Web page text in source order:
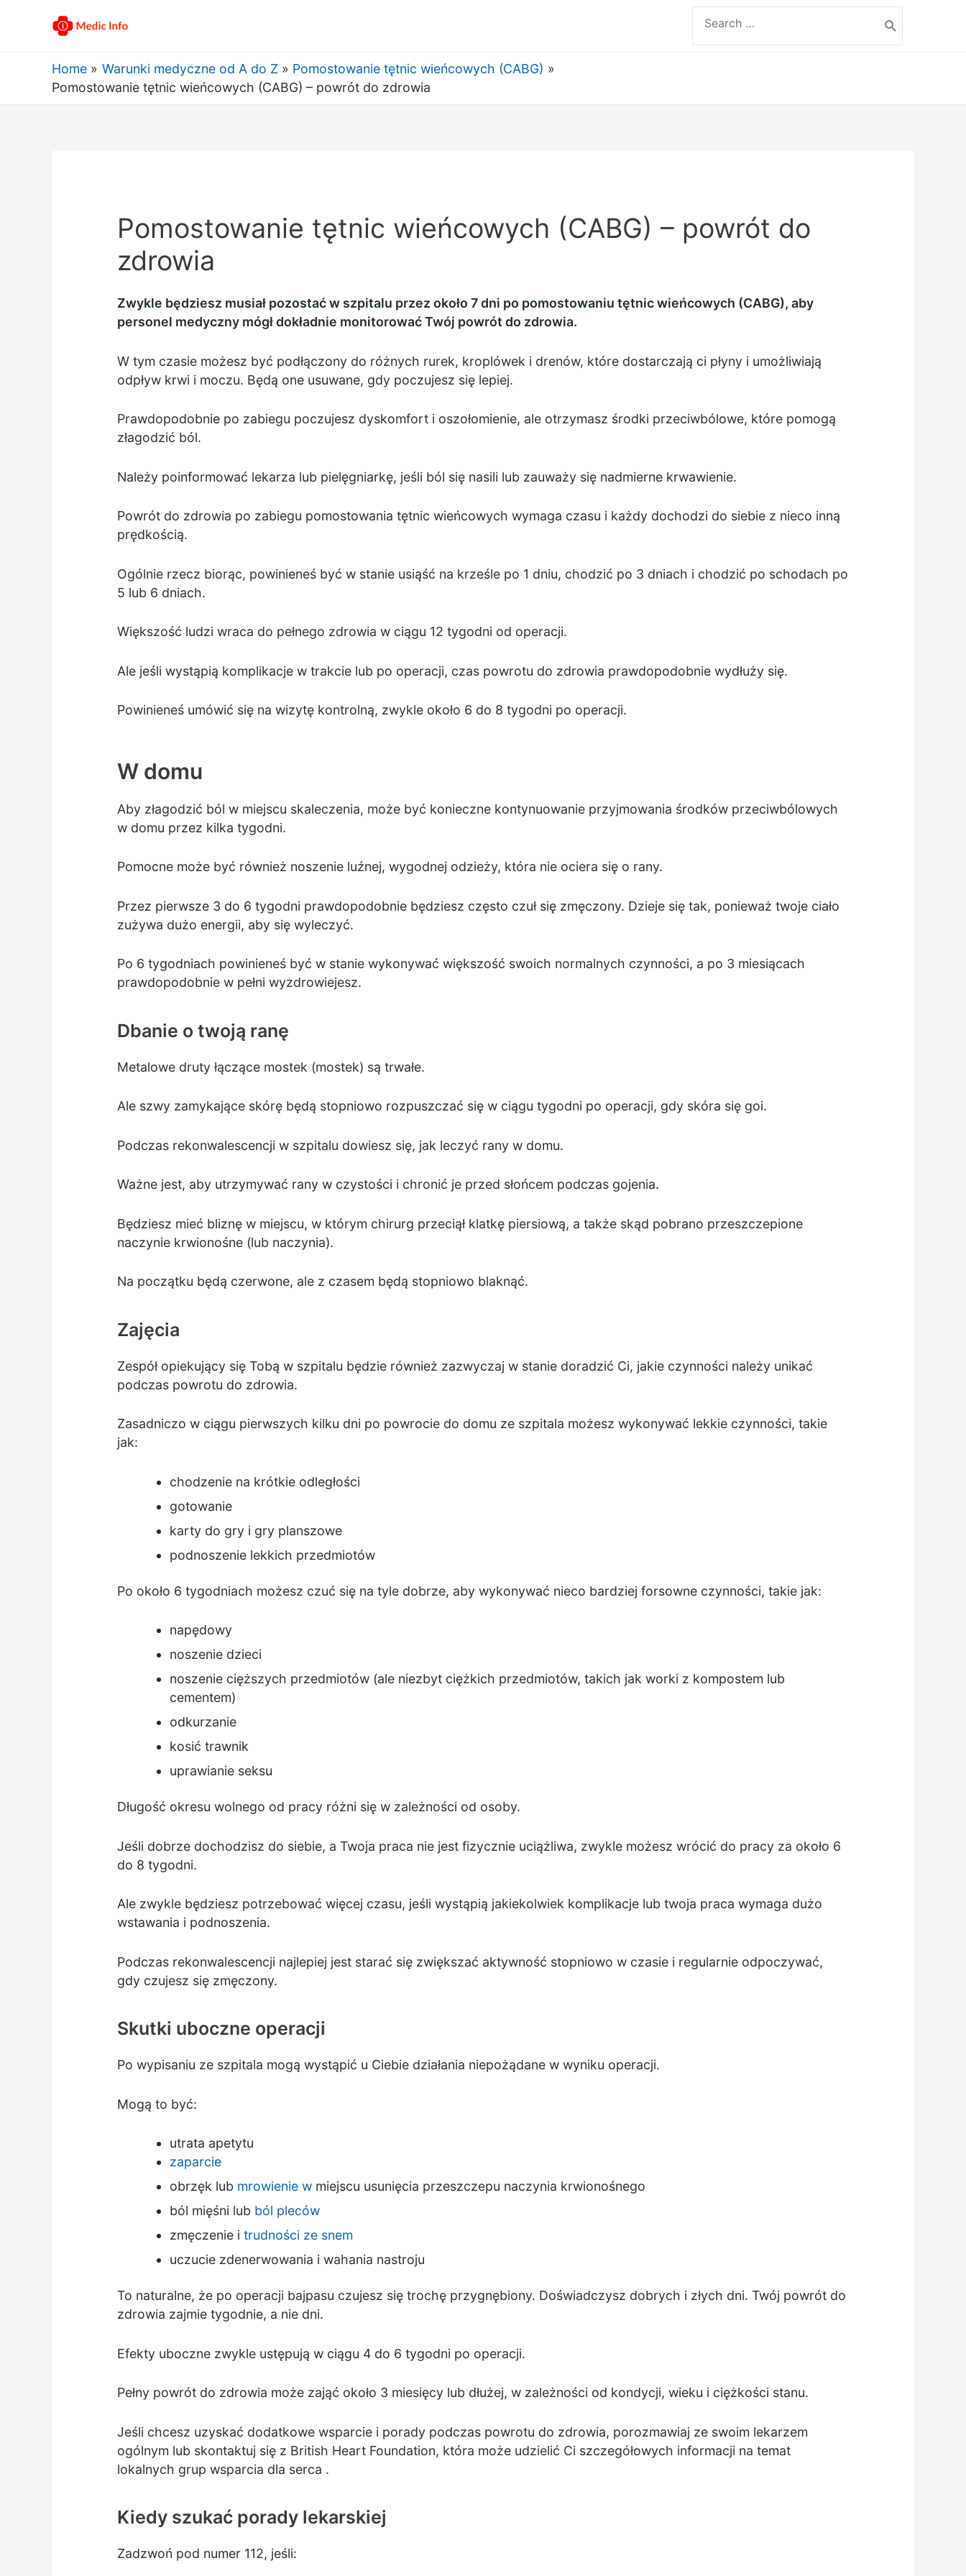
for:
Home Warunki medyczne od A do Z
Pomostowanie tętnic wieńcowych (CABG)
Pomostowanie tętnic wieńcowych (CABG) – powrót do zdrowia
Pomostowanie tętnic wieńcowych (CABG) – powrót do
zdrowia
Zwykle będziesz musiał pozostać w szpitalu przez około 7 dni po pomostowaniu tętnic wieńcowych (CABG), aby
personel medyczny mógł dokładnie monitorować Twój powrót do zdrowia.
W tym czasie możesz być podłączony do różnych rurek, kroplówek i drenów, które dostarczają ci płyny i umożliwiają
odpływ krwi i moczu. Będą one usuwane, gdy poczujesz się lepiej.
Prawdopodobnie po zabiegu poczujesz dyskomfort i oszołomienie, ale otrzymasz środki przeciwbólowe, które pomogą
złagodzić ból.
Należy poinformować lekarza lub pielęgniarkę, jeśli ból się nasili lub zauważy się nadmierne krwawienie.
Powrót do zdrowia po zabiegu pomostowania tętnic wieńcowych wymaga czasu i każdy dochodzi do siebie z nieco inną
prędkością.
Ogólnie rzecz biorąc, powinieneś być w stanie usiąść na krześle po 1 dniu, chodzić po 3 dniach i chodzić po schodach po
5 lub 6 dniach.
Większość ludzi wraca do pełnego zdrowia w ciągu 12 tygodni od operacji.
Ale jeśli wystąpią komplikacje w trakcie lub po operacji, czas powrotu do zdrowia prawdopodobnie wydłuży się.
Powinieneś umówić się na wizytę kontrolną, zwykle około 6 do 8 tygodni po operacji.
W domu
Aby złagodzić ból w miejscu skaleczenia, może być konieczne kontynuowanie przyjmowania środków przeciwbólowych
w domu przez kilka tygodni.
Pomocne może być również noszenie luźnej, wygodnej odzieży, która nie ociera się o rany.
Przez pierwsze 3 do 6 tygodni prawdopodobnie będziesz często czuł się zmęczony. Dzieje się tak, ponieważ twoje ciało
zużywa dużo energii, aby się wyleczyć.
Po 6 tygodniach powinieneś być w stanie wykonywać większość swoich normalnych czynności, a po 3 miesiącach
prawdopodobnie w pełni wyzdrowiejesz.
Dbanie o twoją ranę
Metalowe druty łączące mostek (mostek) są trwałe.
Ale szwy zamykające skórę będą stopniowo rozpuszczać się w ciągu tygodni po operacji, gdy skóra się goi.
Podczas rekonwalescencji w szpitalu dowiesz się, jak leczyć rany w domu.
Ważne jest, aby utrzymywać rany w czystości i chronić je przed słońcem podczas gojenia.
Będziesz mieć bliznę w miejscu, w którym chirurg przeciął klatkę piersiową, a także skąd pobrano przeszczepione
naczynie krwionośne (lub naczynia).
Na początku będą czerwone, ale z czasem będą stopniowo blaknąć.
Zajęcia
Zespół opiekujący się Tobą w szpitalu będzie również zazwyczaj w stanie doradzić Ci, jakie czynności należy unikać
podczas powrotu do zdrowia.
Zasadniczo w ciągu pierwszych kilku dni po powrocie do domu ze szpitala możesz wykonywać lekkie czynności, takie
jak:
chodzenie na krótkie odległości
gotowanie
karty do gry i gry planszowe
podnoszenie lekkich przedmiotów
Po około 6 tygodniach możesz czuć się na tyle dobrze, aby wykonywać nieco bardziej forsowne czynności, takie jak:
napędowy
noszenie dzieci
noszenie cięższych przedmiotów (ale niezbyt ciężkich przedmiotów, takich jak worki z kompostem lub
cementem)
odkurzanie
kosić trawnik
uprawianie seksu
Długość okresu wolnego od pracy różni się w zależności od osoby.
Jeśli dobrze dochodzisz do siebie, a Twoja praca nie jest fizycznie uciążliwa, zwykle możesz wrócić do pracy za około 6
do 8 tygodni.
Ale zwykle będziesz potrzebować więcej czasu, jeśli wystąpią jakiekolwiek komplikacje lub twoja praca wymaga dużo
wstawania i podnoszenia.
Podczas rekonwalescencji najlepiej jest starać się zwiększać aktywność stopniowo w czasie i regularnie odpoczywać,
gdy czujesz się zmęczony.
Skutki uboczne operacji
Po wypisaniu ze szpitala mogą wystąpić u Ciebie działania niepożądane w wyniku operacji.
Mogą to być:
utrata apetytu
zaparcie
obrzęk lub mrowienie w miejscu usunięcia przeszczepu naczynia krwionośnego
ból mięśni lub ból pleców
zmęczenie itrudności ze snem
uczucie zdenerwowania i wahania nastroju
To naturalne, że po operacji bajpasu czujesz się trochę przygnębiony. Doświadczysz dobrych i złych dni. Twój powrót do
zdrowia zajmie tygodnie, a nie dni.
Efekty uboczne zwykle ustępują w ciągu 4 do 6 tygodni po operacji.
Pełny powrót do zdrowia może zająć około 3 miesięcy lub dłużej, w zależności od kondycji, wieku i ciężkości stanu.
Jeśli chcesz uzyskać dodatkowe wsparcie i porady podczas powrotu do zdrowia, porozmawiaj ze swoim lekarzem
ogólnym lub skontaktuj się z British Heart Foundation, która może udzielić Ci szczegółowych informacji na temat
lokalnych grup wsparcia dla serca .
Kiedy szukać porady lekarskiej
Zadzwoń pod numer 112, jeśli: